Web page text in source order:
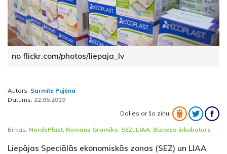
no flickr.com/photos/liepaja_lv
Autors: Sarmīte Pujēna
Datums: 22.05.2019
Dalies ar šo ziņu:
Birkas: NordePlast, Romāns Gramiko, SEZ, LIAA, Biznesa inkubators
Liepājas Speciālās ekonomiskās zonas (SEZ) un LIAA